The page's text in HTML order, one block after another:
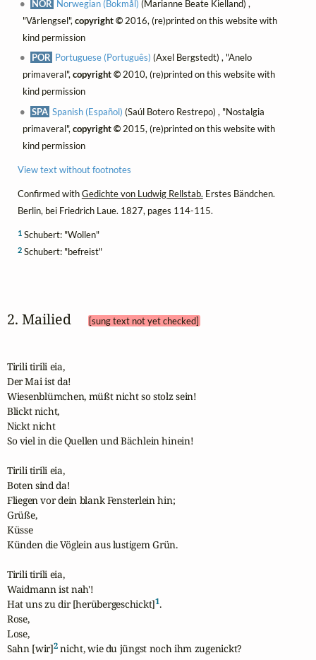
NOR Norwegian (Bokmål) (Marianne Beate Kielland) ,
"Vårlengsel",copyright ©2016, (re)printed on this website with
kind permission
POR Portuguese (Português) (Axel Bergstedt) , "Anelo
primaveral",copyright ©2010, (re)printed on this website with
kind permission
SPA Spanish (Español) (Saúl Botero Restrepo) , "Nostalgia
primaveral", copyright ©2015, (re)printed on this website with
kind permission
View text without footnotes
Confirmed withGedichte von Ludwig Rellstab. Erstes Bändchen.
Berlin, bei Friedrich Laue. 1827, pages 114-115.
1Schubert: "Wollen"
2Schubert: "befreist"
2. Mailied [sung text not yet checked]
Tirili tirili eia,
Der Mai ist da!
Wiesenblümchen, müßt nicht so stolz sein!
Blickt nicht,
Nickt nicht
So viel in die Quellen und Bächlein hinein!
Tirili tirili eia,
Boten sind da!
Fliegen vor dein blank Fensterlein hin;
Grüße,
Küsse
Künden die Vöglein aus lustigem Grün.
Tirili tirili eia,
Waidmann ist nah'!
Hat uns zu dir [herübergeschickt]1.
Rose,
Lose,
Sahn [wir]2 nicht, wie du jüngst noch ihm zugenickt?